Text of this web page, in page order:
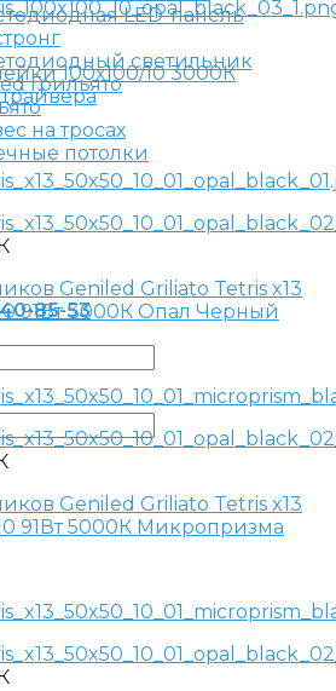
на тросах
потолки
85-53
100х100/10 3000К
Geniled Griliato Tetris x13
91Вт 3000К Опал Черный
Geniled Griliato Tetris x13
91Вт 5000К Микропризма